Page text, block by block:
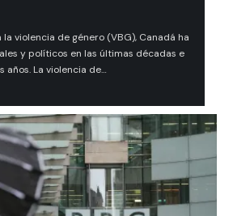
violencia de género (VBG), Canadá ha
y políticos en las últimas décadas e
años. La violencia de…